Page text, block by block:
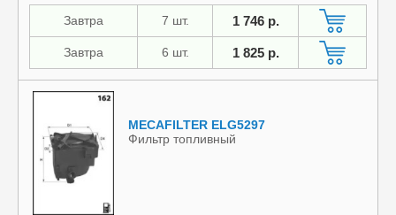
Завтра 7 шт. 1 746 р.
Завтра 6 шт. 1 825 р.
MECAFILTER ELG5297
Фильтр топливный